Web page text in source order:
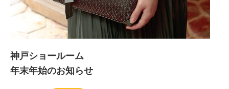
神戸ショールーム
年末年始のお知らせ